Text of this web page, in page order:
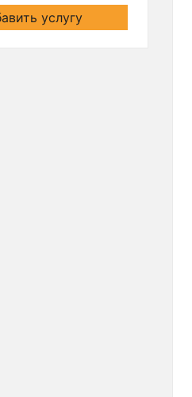
услугу